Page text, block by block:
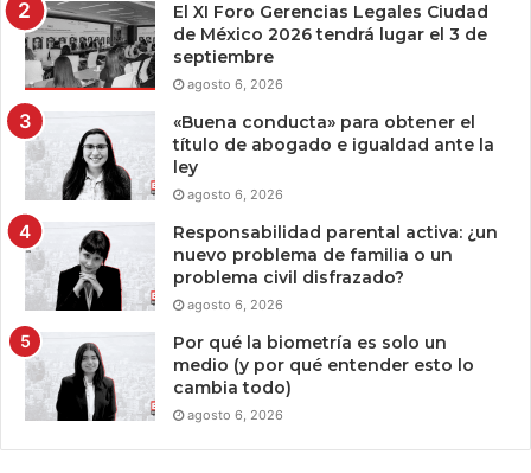
El XI Foro Gerencias Legales Ciudad
de México 2026 tendrá lugar el 3 de
septiembre
agosto 6, 2026
«Buena conducta» para obtener el
título de abogado e igualdad ante la
ley
agosto 6, 2026
Responsabilidad parental activa: ¿un
nuevo problema de familia o un
problema civil disfrazado?
agosto 6, 2026
Por qué la biometría es solo un
medio (y por qué entender esto lo
cambia todo)
agosto 6, 2026